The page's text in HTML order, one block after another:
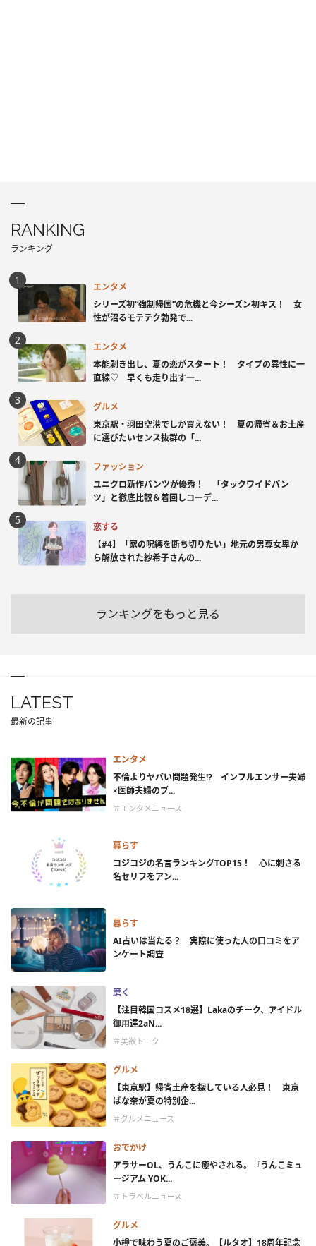
RANKING
ランキング
エンタメ
シリーズ初“強制帰国”の危機と今シーズン初キス！ 女
性が沼るモテテク勃発で...
エンタメ
本能剥き出し、夏の恋がスタート！ タイプの異性に一
直線♡ 早くも走り出す一...
グルメ
東京駅・羽田空港でしか買えない！ 夏の帰省＆お土産
に選びたいセンス抜群の「...
ファッション
ユニクロ新作パンツが優秀！ 「タックワイドパン
ツ」と徹底比較＆着回しコーデ...
恋する
【#4】「家の呪縛を断ち切りたい」地元の男尊女卑か
ら解放された紗希子さんの...
ランキングをもっと見る
LATEST
最新の記事
エンタメ
不倫よりヤバい問題発生!? インフルエンサー夫婦
×医師夫婦のブ...
＃エンタメニュース
暮らす
コジコジの名言ランキングTOP15！ 心に刺さる
名セリフをアン...
暮らす
AI占いは当たる？ 実際に使った人の口コミをア
ンケート調査
磨く
【注目韓国コスメ18選】Lakaのチーク、アイドル
御用達2aN...
＃美欲トーク
グルメ
【東京駅】帰省土産を探している人必見！ 東京
ばな奈が夏の特別企...
＃グルメニュース
おでかけ
アラサーOL、うんこに癒やされる。『うんこミュ
ージアム YOK...
＃トラベルニュース
グルメ
小樽で味わう夏のご褒美。【ルタオ】18周年記念